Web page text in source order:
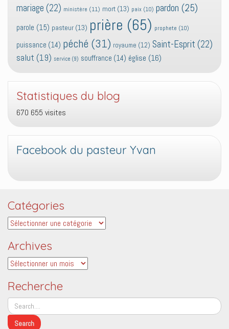
mariage (22) ministère (11) mort (13) paix (10) pardon (25)
parole (15) pasteur (13) prière (65) prophete (10)
puissance (14) péché (31) royaume (12) Saint-Esprit (22)
salut (19) service (9) souffrance (14) église (16)
Statistiques du blog
670 655 visites
Facebook du pasteur Yvan
Catégories
Catégories
Archives
Archives
Recherche